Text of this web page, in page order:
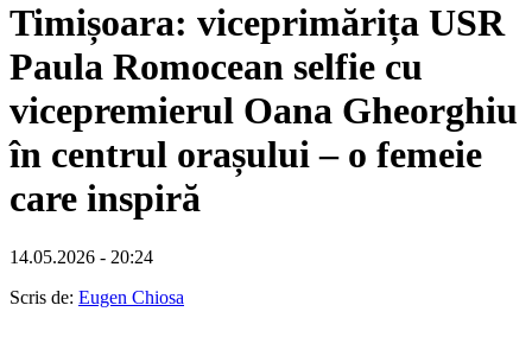
Timișoara: viceprimărița USR
Paula Romocean selfie cu
vicepremierul Oana Gheorghiu
în centrul orașului – o femeie
care inspiră
14.05.2026 - 20:24
Scris de: Eugen Chiosa